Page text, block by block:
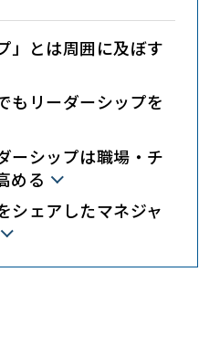
」とは周囲に及ぼす
もリーダーシップを
ーシップは職場・チ
める
シェアしたマネジャ